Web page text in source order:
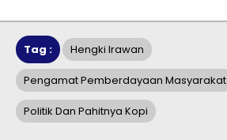
Tag : Hengki Irawan
Pengamat Pemberdayaan Masyarakat
Politik Dan Pahitnya Kopi